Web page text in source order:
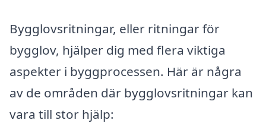
Bygglovsritningar, eller ritningar för
bygglov, hjälper dig med flera viktiga
aspekter i byggprocessen. Här är några
av de områden där bygglovsritningar kan
vara till stor hjälp: